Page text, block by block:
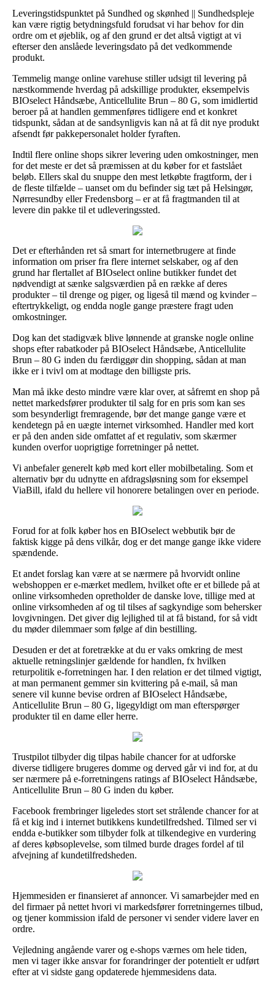
Leveringstidspunktet på Sundhed og skønhed || Sundhedspleje
kan være rigtig betydningsfuld forudsat vi har behov for din
ordre om et øjeblik, og af den grund er det altså vigtigt at vi
efterser den anslåede leveringsdato på det vedkommende
produkt.
Temmelig mange online varehuse stiller udsigt til levering på
næstkommende hverdag på adskillige produkter, eksempelvis
BIOselect Håndsæbe, Anticellulite Brun – 80 G, som imidlertid
beroer på at handlen gemmenføres tidligere end et konkret
tidspunkt, sådan at de sandsynligvis kan nå at få dit nye produkt
afsendt før pakkepersonalet holder fyraften.
Indtil flere online shops sikrer levering uden omkostninger, men
for det meste er det så præmissen at du køber for et fastslået
beløb. Ellers skal du snuppe den mest letkøbte fragtform, der i
de fleste tilfælde – uanset om du befinder sig tæt på Helsingør,
Nørresundby eller Fredensborg – er at få fragtmanden til at
levere din pakke til et udleveringssted.
Det er efterhånden ret så smart for internetbrugere at finde
information om priser fra flere internet selskaber, og af den
grund har flertallet af BIOselect online butikker fundet det
nødvendigt at sænke salgsværdien på en række af deres
produkter – til drenge og piger, og ligeså til mænd og kvinder –
eftertrykkeligt, og endda nogle gange præstere fragt uden
omkostninger.
Dog kan det stadigvæk blive lønnende at granske nogle online
shops efter rabatkoder på BIOselect Håndsæbe, Anticellulite
Brun – 80 G inden du færdiggør din shopping, sådan at man
ikke er i tvivl om at modtage den billigste pris.
Man må ikke desto mindre være klar over, at såfremt en shop på
nettet markedsfører produkter til salg for en pris som kan ses
som besynderligt fremragende, bør det mange gange være et
kendetegn på en uægte internet virksomhed. Handler med kort
er på den anden side omfattet af et regulativ, som skærmer
kunden overfor uoprigtige forretninger på nettet.
Vi anbefaler generelt køb med kort eller mobilbetaling. Som et
alternativ bør du udnytte en afdragsløsning som for eksempel
ViaBill, ifald du hellere vil honorere betalingen over en periode.
Forud for at folk køber hos en BIOselect webbutik bør de
faktisk kigge på dens vilkår, dog er det mange gange ikke videre
spændende.
Et andet forslag kan være at se nærmere på hvorvidt online
webshoppen er e-mærket medlem, hvilket ofte er et billede på at
online virksomheden opretholder de danske love, tillige med at
online virksomheden af og til tilses af sagkyndige som behersker
lovgivningen. Det giver dig lejlighed til at få bistand, for så vidt
du møder dilemmaer som følge af din bestilling.
Desuden er det at foretrække at du er vaks omkring de mest
aktuelle retningslinjer gældende for handlen, fx hvilken
returpolitik e-forretningen har. I den relation er det tilmed vigtigt,
at man permanent gemmer sin kvittering på e-mail, så man
senere vil kunne bevise ordren af BIOselect Håndsæbe,
Anticellulite Brun – 80 G, ligegyldigt om man efterspørger
produkter til en dame eller herre.
Trustpilot tilbyder dig tilpas habile chancer for at udforske
diverse tidligere brugeres domme og derved går vi ind for, at du
ser nærmere på e-forretningens ratings af BIOselect Håndsæbe,
Anticellulite Brun – 80 G inden du køber.
Facebook frembringer ligeledes stort set strålende chancer for at
få et kig ind i internet butikkens kundetilfredshed. Tilmed ser vi
endda e-butikker som tilbyder folk at tilkendegive en vurdering
af deres købsoplevelse, som tilmed burde drages fordel af til
afvejning af kundetilfredsheden.
Hjemmesiden er finansieret af annoncer. Vi samarbejder med en
del firmaer på nettet hvori vi markedsfører forretningernes tilbud,
og tjener kommission ifald de personer vi sender videre laver en
ordre.
Vejledning angående varer og e-shops værnes om hele tiden,
men vi tager ikke ansvar for forandringer der potentielt er udført
efter at vi sidste gang opdaterede hjemmesidens data.